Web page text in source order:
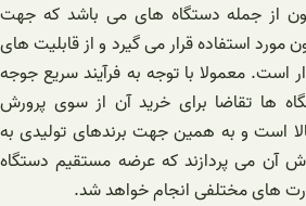
از جمله دستگاه های می باشد که جهت
استفاده قرار می گیرد و از قابلیت های
است. معمولا با توجه به فرآیند سریع جوجه
ها تقاضا برای خرید آن از سوی پرورش
است و به همین جهت برندهای تولیدی به
آن می پردازند که عرضه مستقیم دستگاه
های مختلفی انجام خواهد شد.